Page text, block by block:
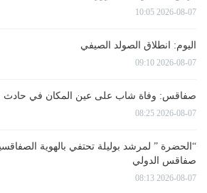
2026-08-07 10:05
اليوم: انطلاق الصولد الصيفي
2026-08-07 09:10
صفاقس: وفاة شاب على عين المكان في حادث
2026-08-07 08:25
“الحضرة ” لمرشد بوليلة تحتفي بالهوية
صفاقس الدولي
2026-08-07 08:13